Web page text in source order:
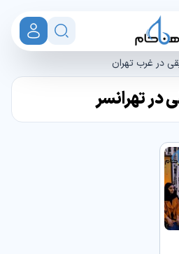
در غرب تهران
در تهرانسر